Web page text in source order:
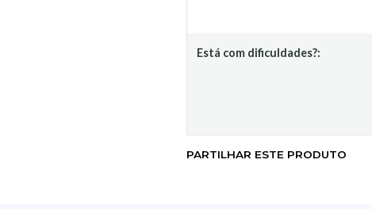
Está com dificuldades?:
PARTILHAR ESTE PRODUTO